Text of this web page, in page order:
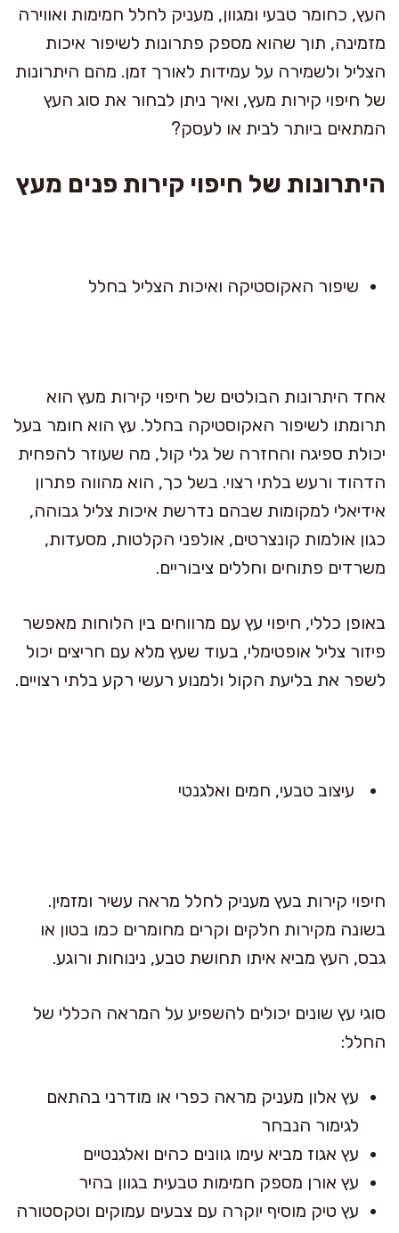
העץ, כחומר טבעי ומגוון, מעניק לחלל חמימות ואווירה
מזמינה, תוך שהוא מספק פתרונות לשיפור איכות
הצליל ולשמירה על עמידות לאורך זמן. מהם היתרונות
של חיפוי קירות מעץ, ואיך ניתן לבחור את סוג העץ
המתאים ביותר לבית או לעסק?
היתרונות של חיפוי קירות פנים מעץ
שיפור האקוסטיקה ואיכות הצליל בחלל
אחד היתרונות הבולטים של חיפוי קירות מעץ הוא
תרומתו לשיפור האקוסטיקה בחלל. עץ הוא חומר בעל
יכולת ספיגה והחזרה של גלי קול, מה שעוזר להפחית
הדהוד ורעש בלתי רצוי. בשל כך, הוא מהווה פתרון
אידיאלי למקומות שבהם נדרשת איכות צליל גבוהה,
כגון אולמות קונצרטים, אולפני הקלטות, מסעדות,
משרדים פתוחים וחללים ציבוריים.
באופן כללי, חיפוי עץ עם מרווחים בין הלוחות מאפשר
פיזור צליל אופטימלי, בעוד שעץ מלא עם חריצים יכול
לשפר את בליעת הקול ולמנוע רעשי רקע בלתי רצויים.
עיצוב טבעי, חמים ואלגנטי
חיפוי קירות בעץ מעניק לחלל מראה עשיר ומזמין.
בשונה מקירות חלקים וקרים מחומרים כמו בטון או
גבס, העץ מביא איתו תחושת טבע, נינוחות ורוגע.
סוגי עץ שונים יכולים להשפיע על המראה הכללי של
החלל:
עץ אלון מעניק מראה כפרי או מודרני בהתאם
לגימור הנבחר
עץ אגוז מביא עימו גוונים כהים ואלגנטיים
עץ אורן מספק חמימות טבעית בגוון בהיר
עץ טיק מוסיף יוקרה עם צבעים עמוקים וטקסטורה